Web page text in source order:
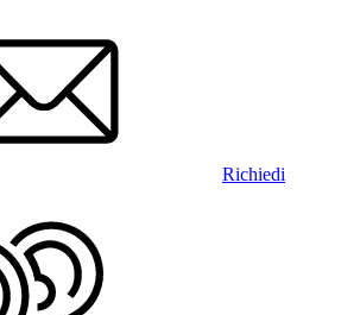
Richiedi